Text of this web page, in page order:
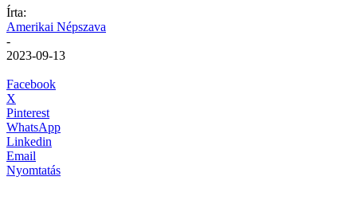
Írta:
Amerikai Népszava
-
2023-09-13
Facebook
X
Pinterest
WhatsApp
Linkedin
Email
Nyomtatás